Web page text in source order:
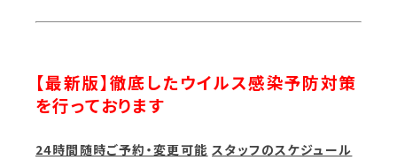
【最新版】徹底したウイルス感染予防対策
を行っております
24時間随時ご予約・変更可能 スタッフのスケジュール